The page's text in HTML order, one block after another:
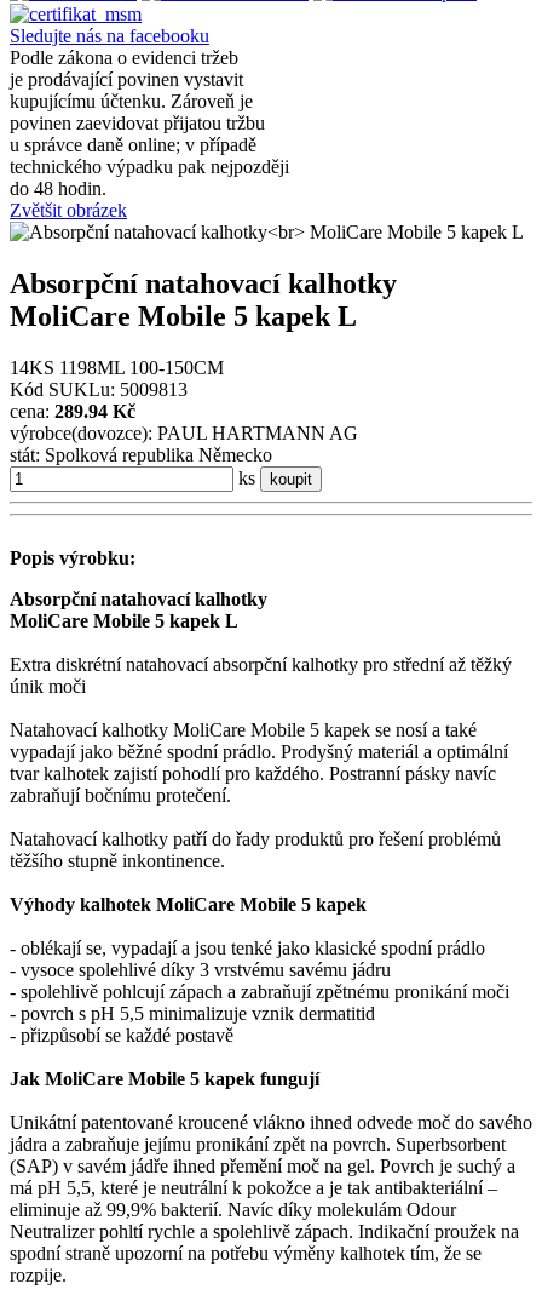
Sledujte nás na facebooku
Podle zákona o evidenci tržeb
je prodávající povinen vystavit
kupujícímu účtenku. Zároveň je
povinen zaevidovat přijatou tržbu
u správce daně online; v případě
technického výpadku pak nejpozději
do 48 hodin.
Zvětšit obrázek
Absorpční natahovací kalhotky
MoliCare Mobile 5 kapek L
14KS 1198ML 100-150CM
Kód SUKLu: 5009813
cena: 289.94 Kč
výrobce(dovozce): PAUL HARTMANN AG
stát: Spolková republika Německo
ks
koupit
Popis výrobku:
Absorpční natahovací kalhotky
MoliCare Mobile 5 kapek L
Extra diskrétní natahovací absorpční kalhotky pro střední až těžký
únik moči
Natahovací kalhotky MoliCare Mobile 5 kapek se nosí a také
vypadají jako běžné spodní prádlo. Prodyšný materiál a optimální
tvar kalhotek zajistí pohodlí pro každého. Postranní pásky navíc
zabraňují bočnímu protečení.
Natahovací kalhotky patří do řady produktů pro řešení problémů
těžšího stupně inkontinence.
Výhody kalhotek MoliCare Mobile 5 kapek
- oblékají se, vypadají a jsou tenké jako klasické spodní prádlo
- vysoce spolehlivé díky 3 vrstvému savému jádru
- spolehlivě pohlcují zápach a zabraňují zpětnému pronikání moči
- povrch s pH 5,5 minimalizuje vznik dermatitid
- přizpůsobí se každé postavě
Jak MoliCare Mobile 5 kapek fungují
Unikátní patentované kroucené vlákno ihned odvede moč do savého
jádra a zabraňuje jejímu pronikání zpět na povrch. Superbsorbent
(SAP) v savém jádře ihned přemění moč na gel. Povrch je suchý a
má pH 5,5, které je neutrální k pokožce a je tak antibakteriální –
eliminuje až 99,9% bakterií. Navíc díky molekulám Odour
Neutralizer pohltí rychle a spolehlivě zápach. Indikační proužek na
spodní straně upozorní na potřebu výměny kalhotek tím, že se
rozpije.